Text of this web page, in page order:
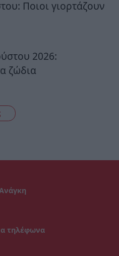
Ποιοι γιορτάζουν
2026:
ζώδια
τηλέφωνα